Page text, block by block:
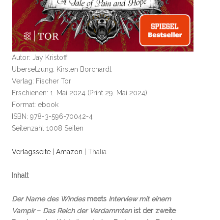
Autor: Jay Kristoff
Übersetzung: Kirsten Borchardt
Verlag: Fischer Tor
Erschienen: 1. Mai 2024 (Print 29. Mai 2024)
Format: ebook
ISBN: 978-3-596-70042-4
Seitenzahl 1008 Seiten
Verlagsseite Amazon | Thalia
Inhalt
Der Name des Windesmeets Interview mit einem
Vampir– Das Reich der Verdammtenist der zweite